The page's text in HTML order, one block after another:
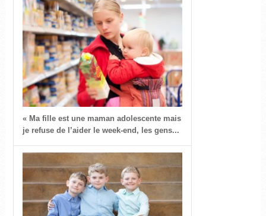
« Ma fille est une maman adolescente mais
je refuse de l’aider le week-end, les gens...